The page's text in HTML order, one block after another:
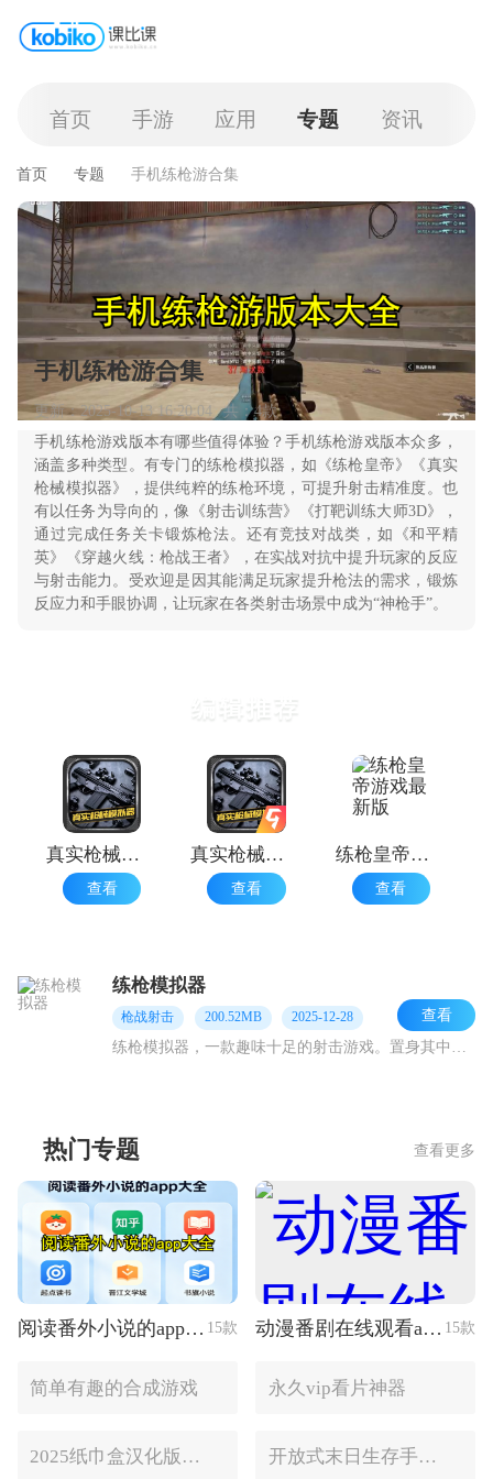
首页 手游 应用 专题 资讯
首页 专题 手机练枪游合集
手机练枪游合集
更新：2025-10-13 16:20:04
共：4款
手机练枪游戏版本有哪些值得体验？手机练枪游戏版本众多，
涵盖多种类型。有专门的练枪模拟器，如《练枪皇帝》《真实
枪械模拟器》，提供纯粹的练枪环境，可提升射击精准度。也
有以任务为导向的，像《射击训练营》《打靶训练大师3D》，
通过完成任务关卡锻炼枪法。还有竞技对战类，如《和平精
英》《穿越火线：枪战王者》，在实战对抗中提升玩家的反应
与射击能力。受欢迎是因其能满足玩家提升枪法的需求，锻炼
反应力和手眼协调，让玩家在各类射击场景中成为“神枪手”。
真实枪械模拟器
查看
真实枪械模拟器全部枪械
查看
练枪皇帝游戏最新版
查看
练枪模拟器
枪战射击 200.52MB 2025-12-28 查看
热门专题 查看更多
阅读番外小说的app大全 15款 动漫番剧在线观看app推荐 15款
简单有趣的合成游戏 永久vip看片神器
2025纸巾盒汉化版手游推荐 开放式末日生存手游合集